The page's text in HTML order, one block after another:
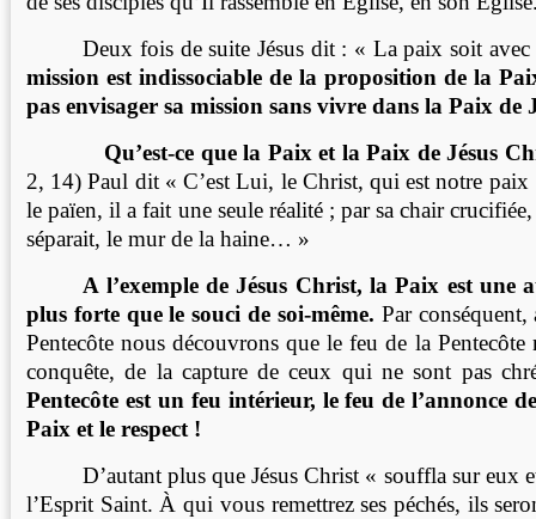
Deux fois de suite Jésus dit : « La paix soit
mission est indissociable de la proposition de la
pas envisager sa mission sans vivre dans la Paix de
Qu’est-ce que la Paix et la Paix de Jésus
2, 14) Paul dit « C’est Lui, le Christ, qui est notre
le païen, il a fait une seule réalité ; par sa chair
séparait, le mur de la haine… »
A l’exemple de Jésus Christ, la Paix est une
plus forte que le souci de soi-même. Par
Pentecôte nous découvrons que le feu de la Pentecôte
conquête, de la capture de ceux qui ne sont pas
Pentecôte est un feu intérieur, le feu de l’annonce
Paix et le respect !
D’autant plus que Jésus Christ « souffla sur eux
l’Esprit Saint. À qui vous remettrez ses péchés, ils